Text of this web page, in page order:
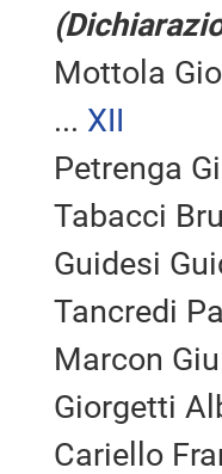
Mottola
... XII
Petrenga
Tabacci
Guidesi
Tancredi
Marcon
Giorgetti
Cariello